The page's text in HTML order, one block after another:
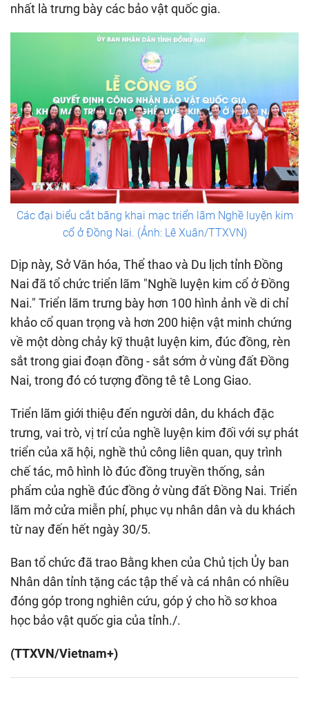
nhất là trưng bày các bảo vật quốc gia.
Các đại biểu cắt băng khai mạc triển lãm Nghề luyện kim
cổ ở Đồng Nai. (Ảnh: Lê Xuân/TTXVN)
Dịp này, Sở Văn hóa, Thể thao và Du lịch tỉnh Đồng
Nai đã tổ chức triển lãm "Nghề luyện kim cổ ở Đồng
Nai." Triển lãm trưng bày hơn 100 hình ảnh về di chỉ
khảo cổ quan trọng và hơn 200 hiện vật minh chứng
về một dòng chảy kỹ thuật luyện kim, đúc đồng, rèn
sắt trong giai đoạn đồng - sắt sớm ở vùng đất Đồng
Nai, trong đó có tượng đồng tê tê Long Giao.
Triển lãm giới thiệu đến người dân, du khách đặc
trưng, vai trò, vị trí của nghề luyện kim đối với sự phát
triển của xã hội, nghề thủ công liên quan, quy trình
chế tác, mô hình lò đúc đồng truyền thống, sản
phẩm của nghề đúc đồng ở vùng đất Đồng Nai. Triển
lãm mở cửa miễn phí, phục vụ nhân dân và du khách
từ nay đến hết ngày 30/5.
Ban tổ chức đã trao Bằng khen của Chủ tịch Ủy ban
Nhân dân tỉnh tặng các tập thể và cá nhân có nhiều
đóng góp trong nghiên cứu, góp ý cho hồ sơ khoa
học bảo vật quốc gia của tỉnh./.
(TTXVN/Vietnam+)